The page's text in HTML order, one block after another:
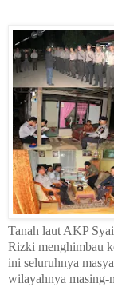
Tanah laut AKP
Rizki menghimbau
ini seluruhnya
wilayahnya masing-